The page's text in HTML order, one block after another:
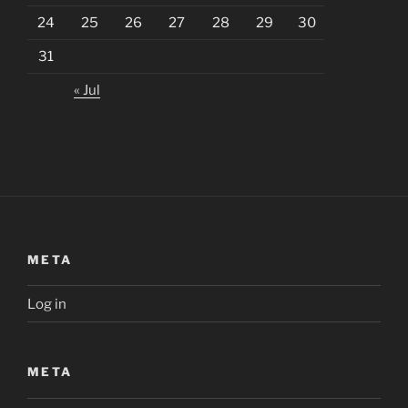
24 25 26 27 28 29 30
31
« Jul
META
Log in
META